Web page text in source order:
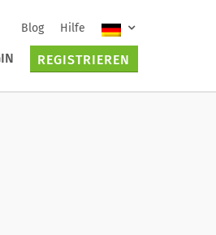
Blog Hilfe
REGISTRIEREN